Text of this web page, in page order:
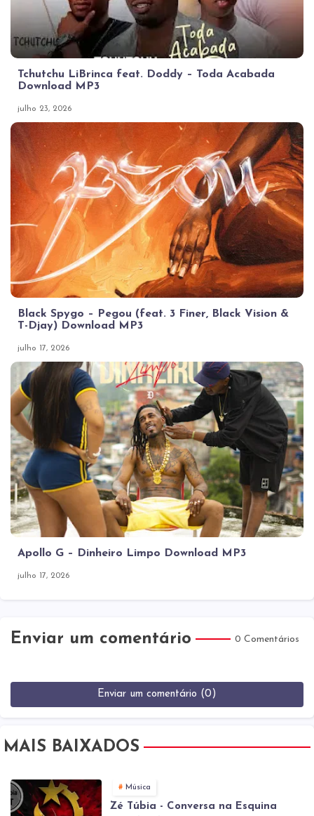
Tchutchu LiBrinca feat. Doddy – Toda Acabada
Download MP3
julho 23, 2026
Black Spygo – Pegou (feat. 3 Finer, Black Vision &
T-Djay) Download MP3
julho 17, 2026
Apollo G – Dinheiro Limpo Download MP3
julho 17, 2026
Enviar um comentário 0 Comentários
Enviar um comentário (0)
MAIS BAIXADOS
Música
Zé Túbia - Conversa na Esquina